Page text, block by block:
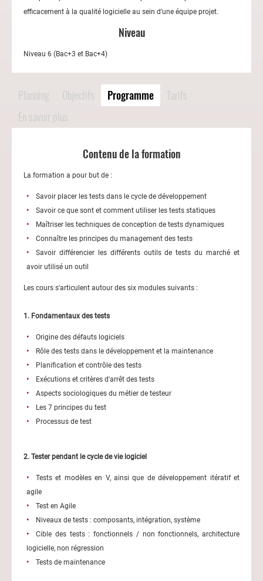
efficacement à la qualité logicielle au sein d’une équipe projet.
Niveau
Niveau 6 (Bac+3 et Bac+4)
Planning Objectifs Programme
Tarifs
En savoir plus
Contenu de la formation
La formation a pour but de :
Savoir placer les tests dans le cycle de développement
Savoir ce que sont et comment utiliser les tests statiques
Maîtriser les techniques de conception de tests dynamiques
Connaître les principes du management des tests
Savoir différencier les différents outils de tests du marché et
avoir utilisé un outil
Les cours s'articulent autour des six modules suivants :
1. Fondamentaux des tests
Origine des défauts logiciels
Rôle des tests dans le développement et la maintenance
Planification et contrôle des tests
Exécutions et critères d'arrêt des tests
Aspects sociologiques du métier de testeur
Les 7 principes du test
Processus de test
2. Tester pendant le cycle de vie logiciel
Tests et modèles en V, ainsi que de développement itératif et
agile
Test en Agile
Niveaux de tests : composants, intégration, système
Cible des tests : fonctionnels / non fonctionnels, architecture
logicielle, non régression
Tests de maintenance